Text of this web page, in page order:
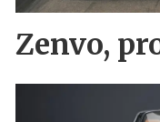
Zenvo,